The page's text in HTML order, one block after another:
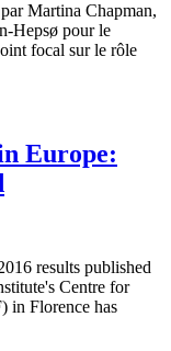
Martina Chapman,
Hepsø pour le
focal sur le rôle
Europe:
results published
Centre for
in Florence has